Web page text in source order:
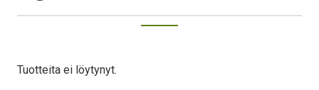
Tuotteita ei löytynyt.